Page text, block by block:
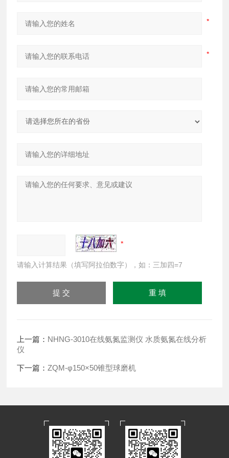
请输入计算结果（填写阿拉伯数字），如：三加四=7
上一篇： NHNG-3010在线氨氮监测仪 水质氨氮在线分析
仪
下一篇：ZQM-φ150×50锥型球磨机